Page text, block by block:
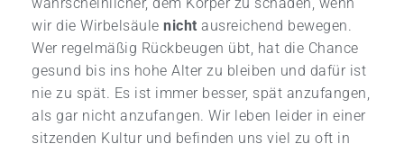
wir die Wirbelsäule nicht ausreichend bewegen.
Wer regelmäßig Rückbeugen übt, hat die Chance
gesund bis ins hohe Alter zu bleiben und dafür ist
nie zu spät. Es ist immer besser, spät anzufangen,
als gar nicht anzufangen. Wir leben leider in einer
sitzenden Kultur und befinden uns viel zu oft in